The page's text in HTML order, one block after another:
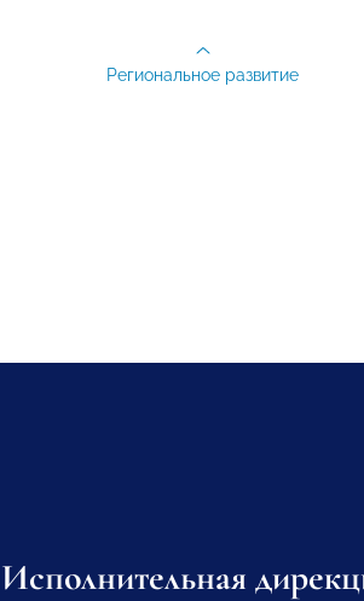
Региональное развитие
Исполнительная